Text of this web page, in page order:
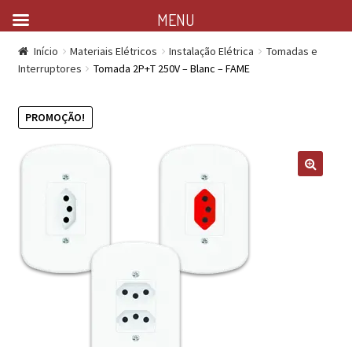
Início Materiais Elétricos Instalação Elétrica
Tomadas e
Interruptores
Tomada 2P+T 250V – Blanc – FAME
PROMOÇÃO!
MENU